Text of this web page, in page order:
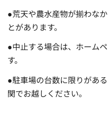
●荒天や農水産物が揃わな
とがあります。
●中止する場合は、ホーム
す。
●駐車場の台数に限りがあ
関でお越しください。